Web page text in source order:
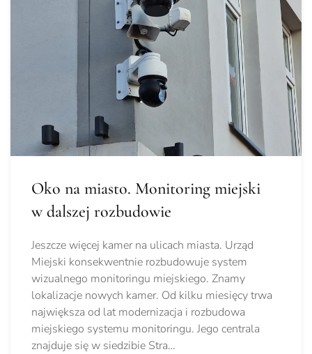
Oko na miasto. Monitoring miejski
w dalszej rozbudowie
Jeszcze więcej kamer na ulicach miasta. Urząd
Miejski konsekwentnie rozbudowuje system
wizualnego monitoringu miejskiego. Znamy
lokalizacje nowych kamer. Od kilku miesięcy trwa
największa od lat modernizacja i rozbudowa
miejskiego systemu monitoringu. Jego centrala
znajduje się w siedzibie Stra…